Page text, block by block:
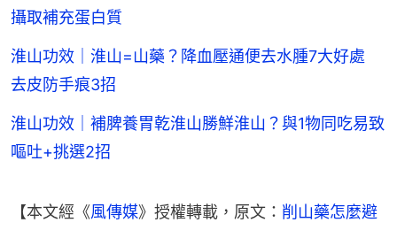
攝取補充蛋白質
淮山功效｜淮山=山藥？降血壓通便去水腫7大好處
去皮防手痕3招
淮山功效｜補脾養胃乾淮山勝鮮淮山？與1物同吃易致
嘔吐+挑選2招
【本文經《風傳媒》授權轉載，原文： 削山藥怎麼避